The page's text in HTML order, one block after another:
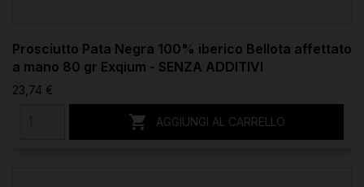
Prosciutto Pata Negra 100% iberico Bellota affettato
a mano 80 gr Exqium - SENZA ADDITIVI
23,74 €
 AGGIUNGI AL CARRELLO